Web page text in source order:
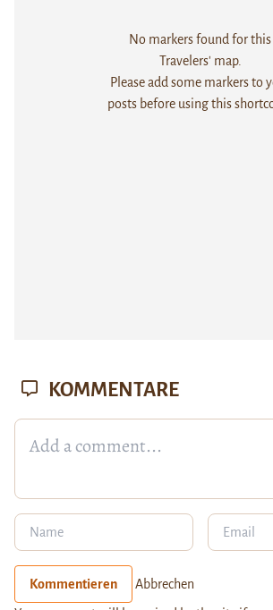
No markers found for this
Travelers' map.
Please add some markers to
posts before using this
KOMMENTARE
Kommentieren Abbrechen